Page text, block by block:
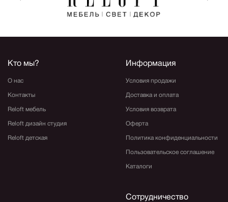
Кто мы?
О нас
Контакты
Reloft мебель
Reloft дизайн студия
Reloft детская
Информация
Условия продажи
Доставка и оплата
Условия возврата
Оферта
Политика конфиденциальности
Пользовательское соглашение
Каталоги
Сотрудничество